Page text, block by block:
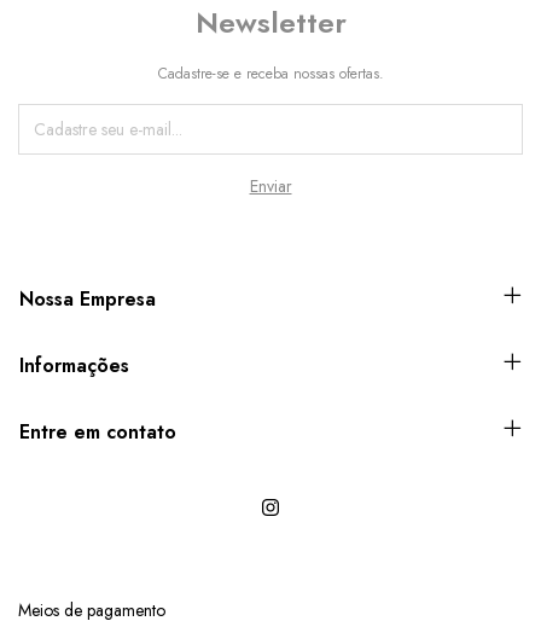
Newsletter
Cadastre-se e receba nossas ofertas.
Nossa Empresa
Informações
Entre em contato
Meios de pagamento